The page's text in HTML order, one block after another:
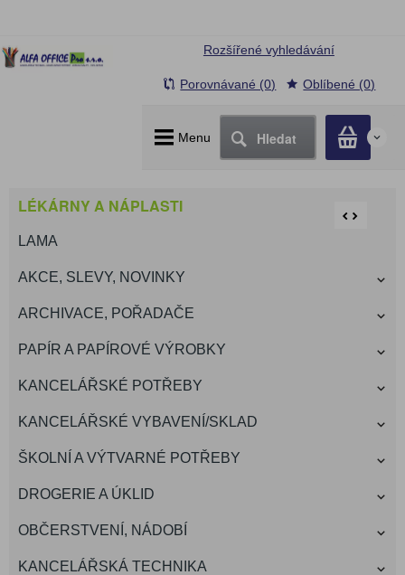
Menu Hledat 0
Rozšířené vyhledávání
Porovnávané (0) Oblíbené (0)
LÉKÁRNY A NÁPLASTI
LAMA
AKCE, SLEVY, NOVINKY
ARCHIVACE, POŘADAČE
PAPÍR A PAPÍROVÉ VÝROBKY
KANCELÁŘSKÉ POTŘEBY
KANCELÁŘSKÉ VYBAVENÍ/SKLAD
ŠKOLNÍ A VÝTVARNÉ POTŘEBY
DROGERIE A ÚKLID
OBČERSTVENÍ, NÁDOBÍ
KANCELÁŘSKÁ TECHNIKA